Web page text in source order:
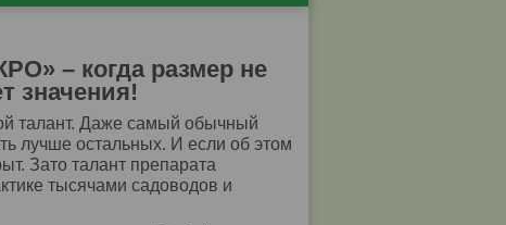
» – когда размер не
значения!
талант. Даже самый обычный
лучше остальных. И если об этом
Зато талант препарата
тысячами садоводов и